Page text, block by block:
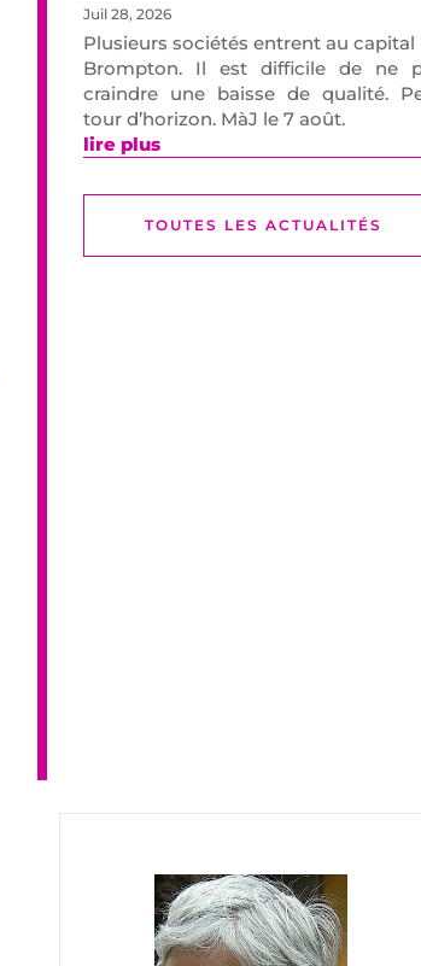
Juil 28, 2026
Plusieurs sociétés entrent au capital
Brompton. Il est difficile de ne
craindre une baisse de qualité.
tour d’horizon. MàJ le 7 août.
lire plus
TOUTES LES ACTUALITÉS